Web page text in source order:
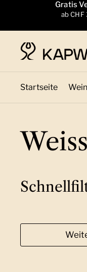
Zum Inhalt springen
Gratis
ab CHF
Startseite